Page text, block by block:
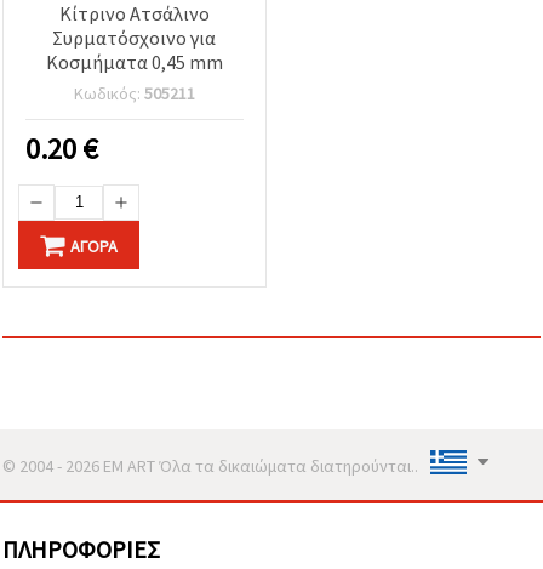
Κίτρινο Ατσάλινο
Συρματόσχοινο για
Κοσμήματα 0,45 mm
Κωδικός: 505211
0.20€
ΑΓΟΡΆ
© 2004 - 2026 EM ART Όλα τα δικαιώματα διατηρούνται..
ΠΛΗΡΟΦΟΡΊΕΣ